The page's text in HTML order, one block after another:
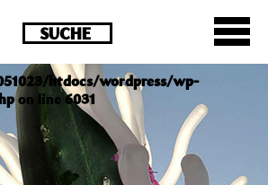
post_permalink ist seit
Verwende stattdessen
htdocs/wordpress/wp-
on line 6031